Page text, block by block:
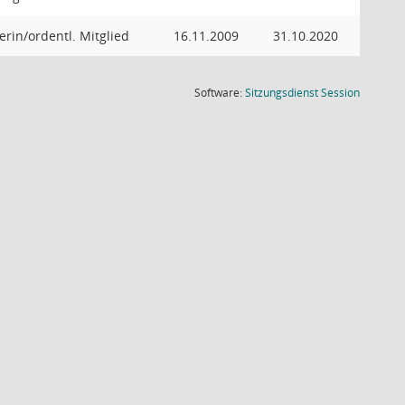
ordentl. Mitglied 16.11.2009 31.10.2020
Software:SitzungsdienstSession(Wird in